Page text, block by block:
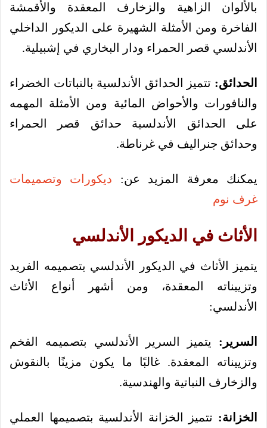
بالألوان الزاهية والزخارف المعقدة والأقمشة
الفاخرة ومن الأمثلة الشهيرة على الديكور الداخلي
الأندلسي قصر الحمراء ودار البخاري في إشبيلية.
الحدائق: تتميز الحدائق الأندلسية بالنباتات الخضراء
والنافورات والأحواض المائية ومن الأمثلة المهمه
على الحدائق الأندلسية حدائق قصر الحمراء
وحدائق جنراليف في غرناطة.
يمكنك معرفة المزيد عن:
ديكورات وتصميمات
غرف نوم
الأثاث في الديكور الأندلسي
يتميز الأثاث في الديكور الأندلسي بتصميمه الفريد
وتزييناته المعقدة، ومن أشهر أنواع الأثاث
الأندلسي:
السرير: يتميز السرير الأندلسي بتصميمه الفخم
وتزييناته المعقدة. غالبًا ما يكون مزينًا بالنقوش
والزخارف النباتية والهندسية.
الخزانة: تتميز الخزانة الأندلسية بتصميمها العملي